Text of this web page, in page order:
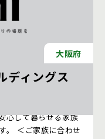
大阪府
ディングス
心して暮らせる家族
。 ＜ご家族に合わせ